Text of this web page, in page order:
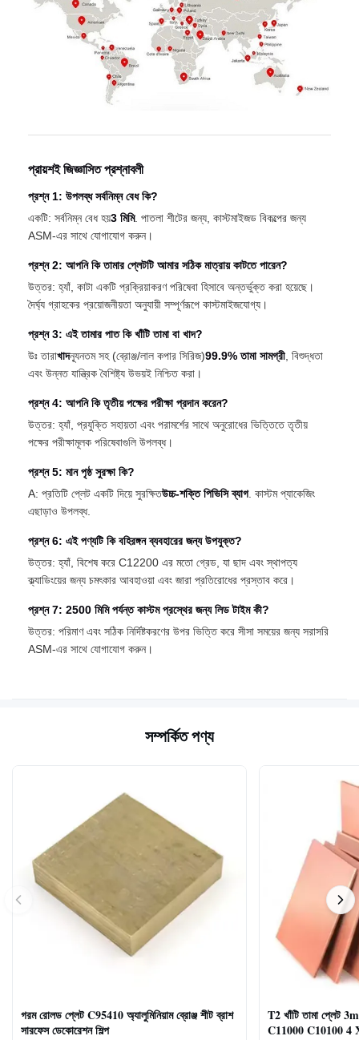
প্রায়শই জিজ্ঞাসিত প্রশ্নাবলী
প্রশ্ন 1: উপলব্ধ সর্বনিম্ন বেধ কি?
একটি: সর্বনিম্ন বেধ হয়3 মিমি. পাতলা শীটের জন্য, কাস্টমাইজড বিকল্পের জন্য
ASM-এর সাথে যোগাযোগ করুন।
প্রশ্ন 2: আপনি কি তামার প্লেটটি আমার সঠিক মাত্রায় কাটতে পারেন?
উত্তর: হ্যাঁ, কাটা একটি প্রক্রিয়াকরণ পরিষেবা হিসাবে অন্তর্ভুক্ত করা হয়েছে।
দৈর্ঘ্য গ্রাহকের প্রয়োজনীয়তা অনুযায়ী সম্পূর্ণরূপে কাস্টমাইজযোগ্য।
প্রশ্ন 3: এই তামার পাত কি খাঁটি তামা বা খাদ?
উঃ তারাখাদন্যূনতম সহ (ব্রোঞ্জ/লাল কপার সিরিজ)99.9% তামা সামগ্রী, বিশুদ্ধতা
এবং উন্নত যান্ত্রিক বৈশিষ্ট্য উভয়ই নিশ্চিত করা।
প্রশ্ন 4: আপনি কি তৃতীয় পক্ষের পরীক্ষা প্রদান করেন?
উত্তর: হ্যাঁ, প্রযুক্তি সহায়তা এবং পরামর্শের সাথে অনুরোধের ভিত্তিতে তৃতীয়
পক্ষের পরীক্ষামূলক পরিষেবাগুলি উপলব্ধ।
প্রশ্ন 5: মান পৃষ্ঠ সুরক্ষা কি?
A: প্রতিটি প্লেট একটি দিয়ে সুরক্ষিতউচ্চ-শক্তি পিভিসি ব্যাগ. কাস্টম প্যাকেজিং
এছাড়াও উপলব্ধ.
প্রশ্ন 6: এই পণ্যটি কি বহিরঙ্গন ব্যবহারের জন্য উপযুক্ত?
উত্তর: হ্যাঁ, বিশেষ করে C12200 এর মতো গ্রেড, যা ছাদ এবং স্থাপত্য
ক্ল্যাডিংয়ের জন্য চমৎকার আবহাওয়া এবং জারা প্রতিরোধের প্রস্তাব করে।
প্রশ্ন 7: 2500 মিমি পর্যন্ত কাস্টম প্রস্থের জন্য লিড টাইম কী?
উত্তর: পরিমাণ এবং সঠিক নির্দিষ্টকরণের উপর ভিত্তি করে সীসা সময়ের জন্য সরাসরি
ASM-এর সাথে যোগাযোগ করুন।
সম্পর্কিত পণ্য
গরম রোলড প্লেট C95410 অ্যালুমিনিয়াম ব্রোঞ্জ শীট ব্রাশ
সারফেস ডেকোরেশন শিল্প
T2 খাঁটি তামা প্লেট
C11000 C10100 4